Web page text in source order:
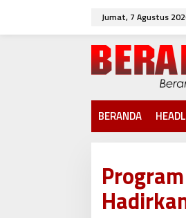
w
Jumat, 7 Agustus
BERANDA